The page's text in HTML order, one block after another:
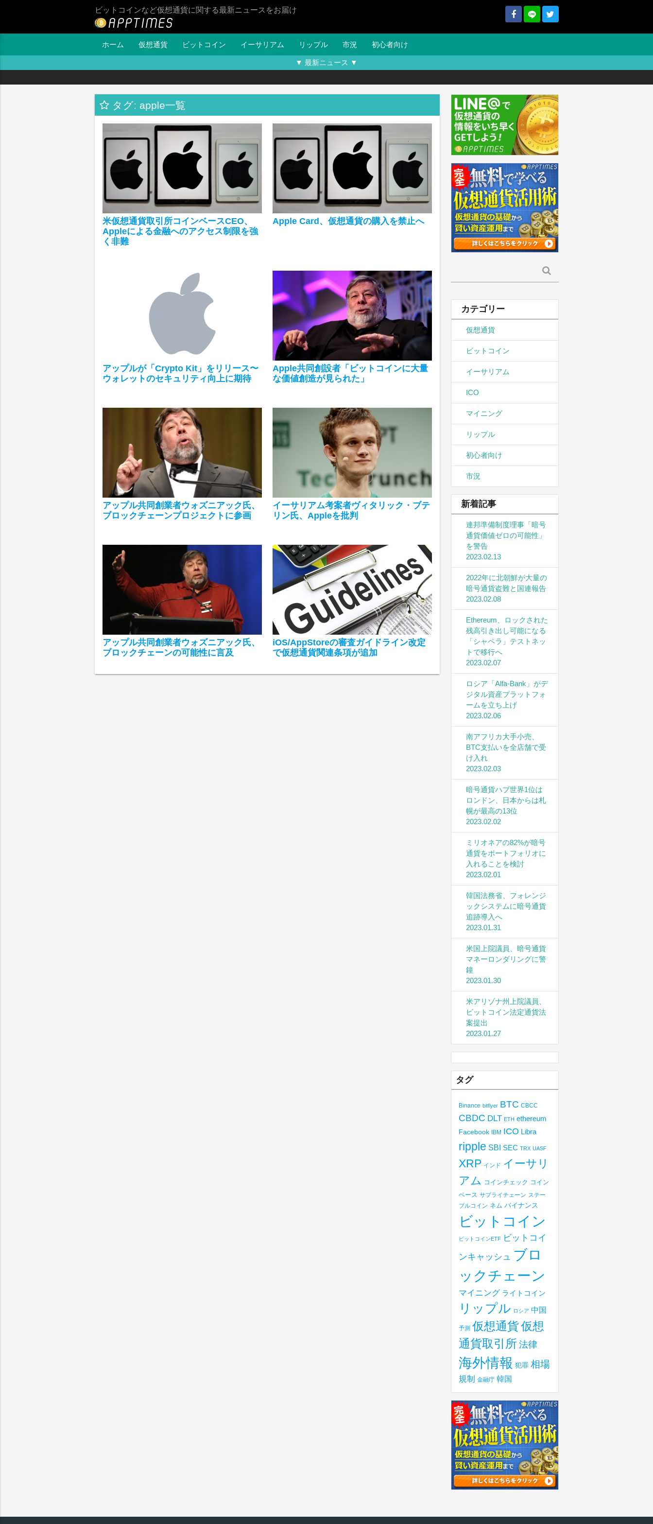
ビットコインなど仮想通貨に関する最新ニュースをお届け
ホーム 仮想通貨 ビットコイン イーサリアム リップル 市況 初心者向け
▼ 最新ニュース ▼
タグ: apple一覧
米仮想通貨取引所コインベースCEO、
Appleによる金融へのアクセス制限を強
く非難
Apple Card、仮想通貨の購入を禁止へ
アップルが「Crypto Kit」をリリース〜
ウォレットのセキュリティ向上に期待
Apple共同創設者「ビットコインに大量
な価値創造が見られた」
アップル共同創業者ウォズニアック氏、
ブロックチェーンプロジェクトに参画
イーサリアム考案者ヴィタリック・ブテ
リン氏、Appleを批判
アップル共同創業者ウォズニアック氏、
ブロックチェーンの可能性に言及
iOS/AppStoreの審査ガイドライン改定
で仮想通貨関連条項が追加
索:
カテゴリー
仮想通貨
ビットコイン
イーサリアム
ICO
マイニング
リップル
初心者向け
市況
新着記事
連邦準備制度理事「暗号
通貨価値ゼロの可能性」
を警告
2023.02.13
2022年に北朝鮮が大量の
暗号通貨盗難と国連報告
2023.02.08
Ethereum、ロックされた
残高引き出し可能になる
「シャペラ」テストネッ
トで移行へ
2023.02.07
ロシア「Alfa-Bank」がデ
ジタル資産プラットフォ
ームを立ち上げ
2023.02.06
南アフリカ大手小売、
BTC支払いを全店舗で受
け入れ
2023.02.03
暗号通貨ハブ世界1位は
ロンドン、日本からは札
幌が最高の13位
2023.02.02
ミリオネアの82%が暗号
通貨をポートフォリオに
入れることを検討
2023.02.01
韓国法務省、フォレンジ
ックシステムに暗号通貨
追跡導入へ
2023.01.31
米国上院議員、暗号通貨
マネーロンダリングに警
鐘
2023.01.30
米アリゾナ州上院議員、
ビットコイン法定通貨法
案提出
2023.01.27
タグ
Binance bitflyer BTC CBCC
CBDC DLT ETH ethereum
Facebook IBM ICO Libra
ripple SBI SEC TRX UASF
XRP インド イーサリ
アム コインチェック コイン
ベース サプライチェーン ステー
ブルコイン ネム バイナンス
ビットコイン
ビットコインETF
ビットコイ
ンキャッシュ ブロ
ックチェーン
マイニング ライトコイン
リップル ロシア 中国
予測 仮想通貨仮想
通貨取引所 法律
海外情報 犯罪 相場
規制 金融庁 韓国